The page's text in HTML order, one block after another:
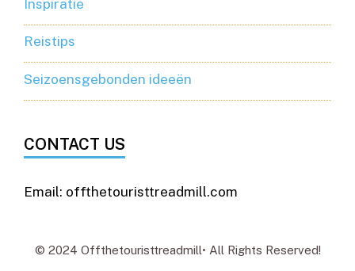
Inspiratie
Reistips
Seizoensgebonden ideeën
CONTACT US
Email: offthetouristtreadmill.com
© 2024 Offthetouristtreadmill• All Rights Reserved!